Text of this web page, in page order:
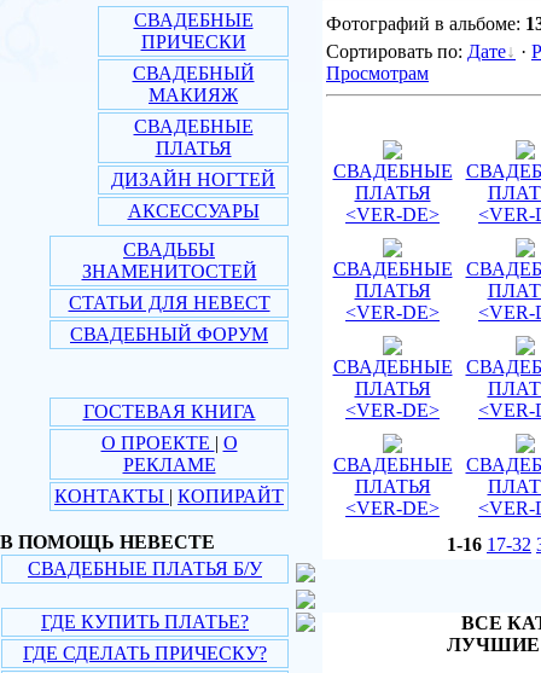
СВАДЕБНЫЕ
ПРИЧЕСКИ
СВАДЕБНЫЙ
МАКИЯЖ
СВАДЕБНЫЕ
ПЛАТЬЯ
ДИЗАЙН НОГТЕЙ
АКСЕССУАРЫ
СВАДЬБЫ
ЗНАМЕНИТОСТЕЙ
СТАТЬИ ДЛЯ НЕВЕСТ
СВАДЕБНЫЙ ФОРУМ
ГОСТЕВАЯ КНИГА
О ПРОЕКТЕ | О
РЕКЛАМЕ
КОНТАКТЫ | КОПИРАЙТ
В ПОМОЩЬ НЕВЕСТЕ
СВАДЕБНЫЕ ПЛАТЬЯ Б/У
ГДЕ КУПИТЬ ПЛАТЬЕ?
ГДЕ СДЕЛАТЬ ПРИЧЕСКУ?
Фотографий в альбоме:
Сортировать по: Дате ·
Просмотрам
СВАДЕБНЫЕ
ПЛАТЬЯ
<VER-DE>
<VER-
СВАДЕБНЫЕ
ПЛАТЬЯ
<VER-DE>
<VER-
СВАДЕБНЫЕ
ПЛАТЬЯ
<VER-DE>
<VER-
СВАДЕБНЫЕ
ПЛАТЬЯ
<VER-DE>
<VER-
1-16 17-32
ВСЕ
ЛУЧШИЕ